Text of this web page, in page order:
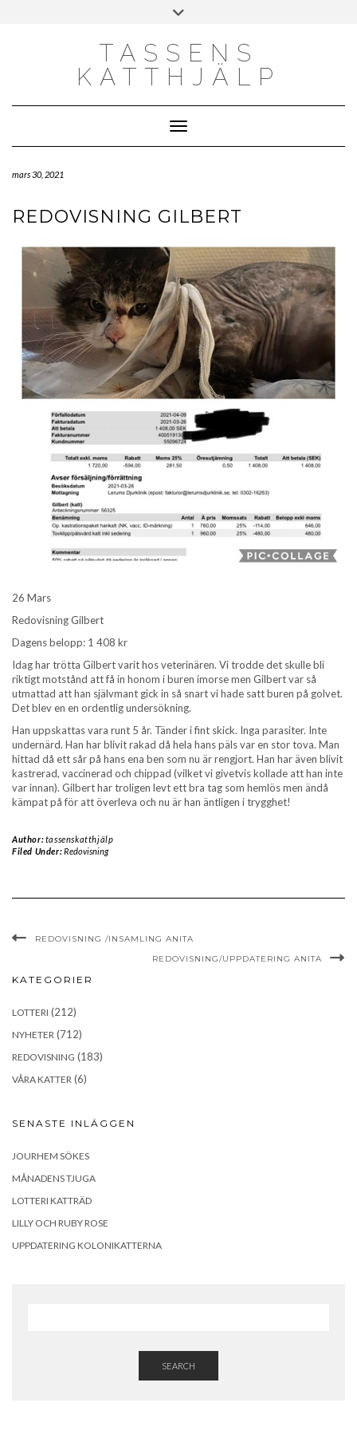
Toggle
TASSENS
KATTHJÄLP
Toggle Navigation
mars 30, 2021
REDOVISNING GILBERT
26 Mars
Redovisning Gilbert
Dagens belopp: 1 408 kr
Idag har trötta Gilbert varit hos veterinären. Vi trodde det skulle bli
riktigt motstånd att få in honom i buren imorse men Gilbert var så
utmattad att han självmant gick in så snart vi hade satt buren på golvet.
Det blev en en ordentlig undersökning.
Han uppskattas vara runt 5 år. Tänder i fint skick. Inga parasiter. Inte
undernärd. Han har blivit rakad då hela hans päls var en stor tova. Man
hittad då ett sår på hans ena ben som nu är rengjort. Han har även blivit
kastrerad, vaccinerad och chippad (vilket vi givetvis kollade att han inte
var innan). Gilbert har troligen levt ett bra tag som hemlös men ändå
kämpat på för att överleva och nu är han äntligen i trygghet!
Author:tassenskatthjälp
Filed Under:Redovisning
REDOVISNING /INSAMLING ANITA
REDOVISNING/UPPDATERING ANITA
KATEGORIER
LOTTERI (212)
NYHETER (712)
REDOVISNING (183)
VÅRA KATTER (6)
SENASTE INLÄGGEN
JOURHEM SÖKES
MÅNADENS TJUGA
LOTTERI KATTRÄD
LILLY OCH RUBY ROSE
UPPDATERING KOLONIKATTERNA
SEARCH